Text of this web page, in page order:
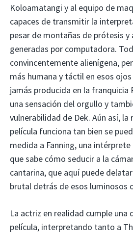
Koloamatangi y al equipo de
capaces de transmitir la
pesar de montañas de prótesis y
generadas por computadora.
convincentemente alienígena,
más humana y táctil en esos
jamás producida en la franquicia
una sensación del orgullo y
vulnerabilidad de Dek. Aún así, la
película funciona tan bien se
medida a Fanning, una
que sabe cómo seducir a la
cantarina, que aquí puede
brutal detrás de esos luminosos
La actriz en realidad cumple una
película, interpretando tanto a